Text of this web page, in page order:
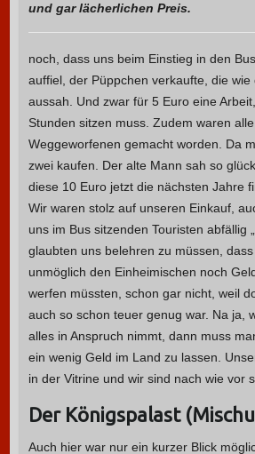
und gar lächerlichen Preis.
noch, dass uns beim Einstieg in den
auffiel, der Püppchen verkaufte, die wie
aussah. Und zwar für 5 Euro eine
Stunden sitzen muss. Zudem waren
Weggeworfenen gemacht worden. Da
zwei kaufen. Der alte Mann sah so
diese 10 Euro jetzt die nächsten Jahre
Wir waren stolz auf unseren Einkauf,
uns im Bus sitzenden Touristen abfällig
glaubten uns belehren zu müssen,
unmöglich den Einheimischen noch
werfen müssten, schon gar nicht, weil
auch so schon teuer genug war. Na ja,
alles in Anspruch nimmt, dann muss
ein wenig Geld im Land zu lassen.
in der Vitrine und wir sind nach wie vor
Der Königspalast
Auch hier war nur ein kurzer Blick